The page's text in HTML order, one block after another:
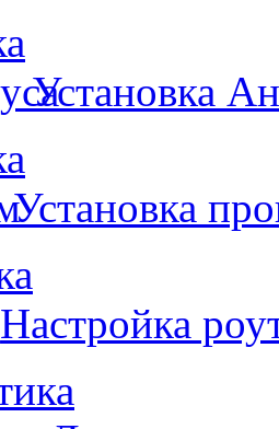
Установка
Установка
Настройка